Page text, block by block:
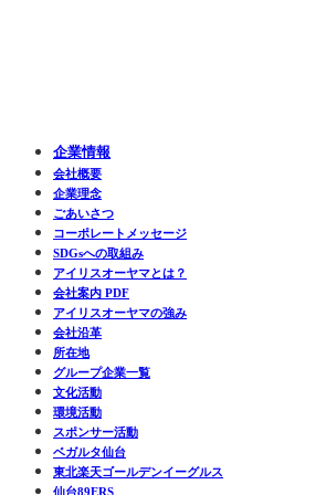
企業情報
会社概要
企業理念
ごあいさつ
コーポレートメッセージ
SDGsへの取組み
アイリスオーヤマとは？
会社案内 PDF
アイリスオーヤマの強み
会社沿革
所在地
グループ企業一覧
文化活動
環境活動
スポンサー活動
ベガルタ仙台
東北楽天ゴールデンイーグルス
仙台89ERS